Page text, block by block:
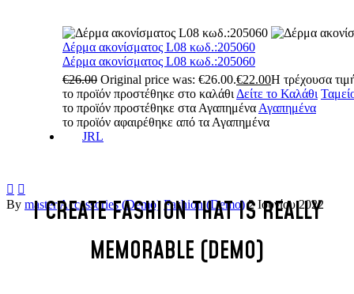
Δέρμα ακονίσματος L08 κωδ.:205060
Δέρμα ακονίσματος L08 κωδ.:205060
€26.00 Original price was: €26.00.€22.00Η τρέχουσα
το προϊόν προστέθηκε στο καλάθι Δείτε το Καλάθι
το προϊόν προστέθηκε στα Αγαπημένα Αγαπημένα
το προϊόν αφαιρέθηκε από τα Αγαπημένα
JRL
 
By masterAccessories (Demo) Fashion (Demo) 2 Ιουνίου 2022
ICREATEFASHIONTHATIS REALLY
MEMORABLE (DEMO)